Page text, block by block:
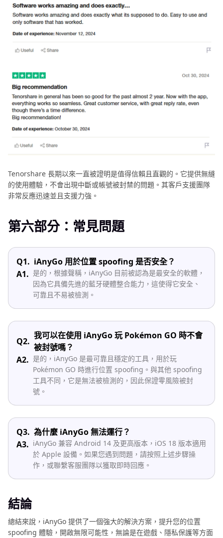
Tenorshare 長期以來一直被證明是值得信賴且直觀的。它提供無縫
的使用體驗，不會出現中斷或帳號被封禁的問題。其客戶支援團隊
非常反應迅速並且支援力強。
第六部分：常見問題
Q1. iAnyGo 用於位置 spoofing 是否安全？
A1. 是的，根據聲稱，iAnyGo 目前被認為是最安全的軟體，
因為它具備先進的藍牙硬體整合能力，這使得它安全、
可靠且不易被檢測。
Q2.
我可以在使用 iAnyGo 玩 Pokémon GO 時不會
被封號嗎？
A2. 是的，iAnyGo 是最可靠且穩定的工具，用於玩
Pokémon GO 時進行位置 spoofing。與其他 spoofing
工具不同，它是無法被檢測的，因此保證零風險被封
號。
Q3. 為什麼 iAnyGo 無法運行？
A3. iAnyGo 兼容 Android 14 及更高版本，iOS 18 版本適用
於 Apple 設備。如果您遇到問題，請按照上述步驟操
作，或聯繫客服團隊以獲取即時回應。
結論
總結來說，iAnyGo 提供了一個強大的解決方案，提升您的位置
spoofing 體驗，開啟無限可能性，無論是在遊戲、隱私保護等方面